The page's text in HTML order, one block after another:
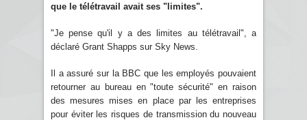
que le télétravail avait ses "limites".
"Je pense qu'il y a des limites au télétravail", a
déclaré Grant Shapps sur Sky News.
Il a assuré sur la BBC que les employés pouvaient
retourner au bureau en "toute sécurité" en raison
des mesures mises en place par les entreprises
pour éviter les risques de transmission du nouveau